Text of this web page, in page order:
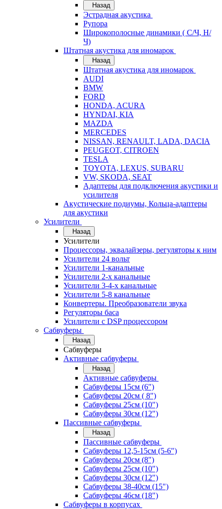
Назад
Эстрадная акустика
Рупора
Широкополосные динамики ( С/Ч, Н/
Ч)
Штатная акустика для иномарок
Назад
Штатная акустика для иномарок
AUDI
BMW
FORD
HONDA, ACURA
HYNDAI, KIA
MAZDA
MERCEDES
NISSAN, RENAULT, LADA, DACIA
PEUGEOT, CITROEN
TESLA
TOYOTA, LEXUS, SUBARU
VW, SKODA, SEAT
Адаптеры для подключения акустики и
усилителя
Акустические подиумы, Кольца-адаптеры
для акустики
Усилители
Назад
Усилители
Процессоры, эквалайзеры, регуляторы к ним
Усилители 24 вольт
Усилители 1-канальные
Усилители 2-х канальные
Усилители 3-4-х канальные
Усилители 5-8 канальные
Конвертеры. Преобразователи звука
Регуляторы баса
Усилители с DSP процессором
Сабвуферы
Назад
Сабвуферы
Активные сабвуферы
Назад
Активные сабвуферы
Сабвуферы 15см (6")
Сабвуферы 20см ( 8")
Сабвуферы 25см (10")
Сабвуферы 30см (12")
Пассивные сабвуферы
Назад
Пассивные сабвуферы
Сабвуферы 12,5-15см (5-6")
Сабвуферы 20см (8")
Сабвуферы 25см (10")
Сабвуферы 30см (12")
Сабвуферы 38-40см (15")
Сабвуферы 46см (18")
Сабвуферы в корпусах